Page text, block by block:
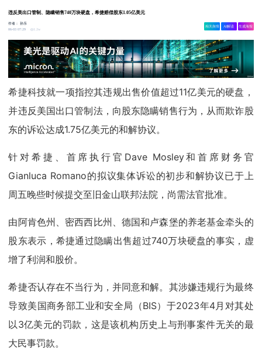
违反美出口管制、隐瞒销售740万块硬盘，希捷赔偿股东1.05亿美元
作者：孙乐
06-03 07:29
1.2w
相关舆情 AI解读 生成海报
希捷科技就一项指控其违规出售价值超过11亿美元的硬盘，
并违反美国出口管制法，向股东隐瞒销售行为，从而欺诈股
东的诉讼达成1.75亿美元的和解协议。
针对希捷、首席执行官Dave Mosley和首席财务官
Gianluca Romano的拟议集体诉讼的初步和解协议已于上
周五晚些时候提交至旧金山联邦法院，尚需法官批准。
由阿肯色州、密西西比州、德国和卢森堡的养老基金牵头的
股东表示，希捷通过隐瞒出售超过740万块硬盘的事实，虚
增了利润和股价。
希捷否认存在不当行为，并同意和解。其涉嫌违规行为最终
导致美国商务部工业和安全局（BIS）于2023年4月对其处
以3亿美元的罚款，这是该机构历史上与刑事案件无关的最
大民事罚款。